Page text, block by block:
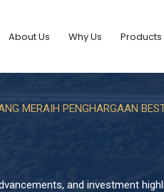
About Us Why Us Products
MERAIH PENGHARGAAN
and investment